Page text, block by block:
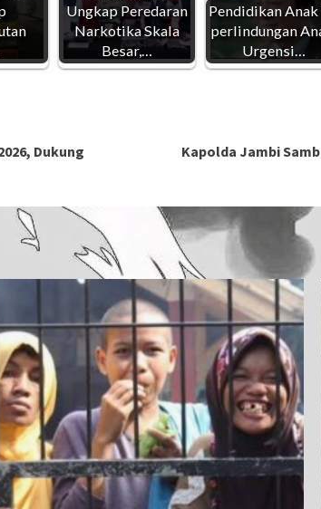
Ungkap Peredaran
Narkotika Skala
Besar,…
Pendidikan Anak
perlindungan
Urgensi…
Dukung
Kapolda Jambi